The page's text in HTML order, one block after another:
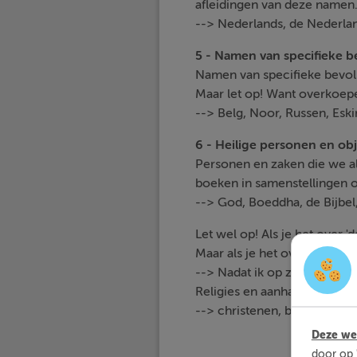
afleidingen van deze namen.
--> Nederlands, de
5 - Namen van specifieke
Namen van specifieke
Maar let op! Want
--> Belg, Noor, Russen,
6 - Heilige personen en
Personen en zaken die we
boeken in samenstellingen
--> God, Boeddha, de
Let wel op! Als je het over
Maar als je het over een
--> Nadat ik op zondag naar
Religies en aanhangers
--> christenen, boeddhist,
Deze
door op